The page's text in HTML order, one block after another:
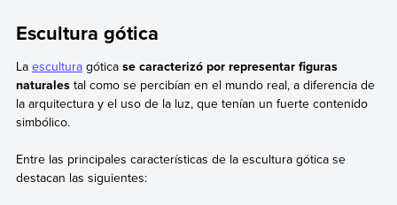
Escultura gótica
La esculturagóticase caracterizó por representar figuras
naturalestal como se percibían en el mundo real, a diferencia de
la arquitectura y el uso de la luz, que tenían un fuerte contenido
simbólico.
Entre las principales características de la escultura gótica se
destacan las siguientes: